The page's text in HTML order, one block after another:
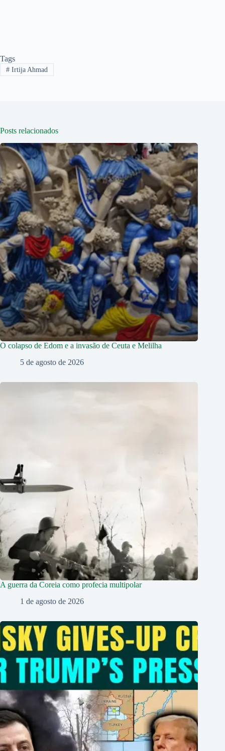
Tags
#Irtija Ahmad
Posts relacionados
O colapso de Edom e a invasão de Ceuta e Melilha
5 de agosto de 2026
A guerra da Coreia como profecia multipolar
1 de agosto de 2026